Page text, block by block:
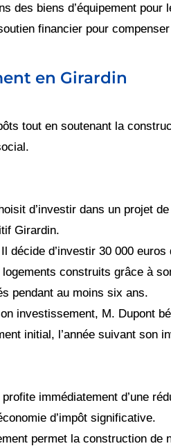
des biens d’équipement
financier pour
en Girardin
tout en soutenant la
d’investir dans un projet
Girardin.
décide d’investir 30 000
logements construits grâce à
pendant au moins six ans.
investissement, M. Dupont
initial, l’année suivant son
immédiatement d’une
d’impôt significative.
permet la construction de